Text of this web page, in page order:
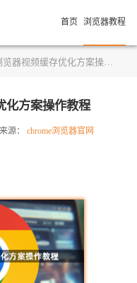
首页 浏览器教程
器视频缓存优化方案操作教程
化方案操作教程
来源： chrome浏览器官网